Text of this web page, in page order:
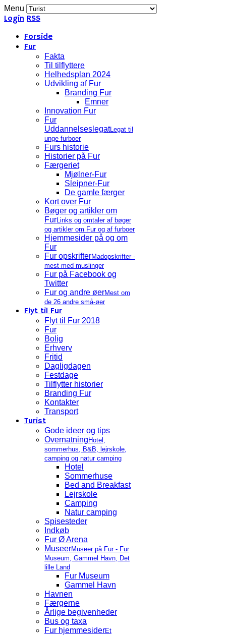
Menu
Login RSS
Forside
Fur
Fakta
Til tilflyttere
Helhedsplan 2024
Udvikling af Fur
Branding Fur
Emner
Innovation Fur
Fur
UddannelseslegatLegat til
unge furboer
Furs historie
Historier på Fur
Færgeriet
Mjølner-Fur
Sleipner-Fur
De gamle færger
Kort over Fur
Bøger og artikler om
FurLinks og omtaler af bøger
og artikler om Fur og af furboer
Hjemmesider på og om
Fur
Fur opskrifterMadopskrifter -
mest med muslinger
Fur på Facebook og
Twitter
Fur og andre øerMest om
de 26 andre små-øer
Flyt til Fur
Flyt til Fur 2018
Fur
Bolig
Erhverv
Fritid
Dagligdagen
Festdage
Tilflytter historier
Branding Fur
Kontakter
Transport
Turist
Gode ideer og tips
Overnatning Hotel,
sommerhus, B&B, lejrskole,
camping og natur camping
Hotel
Sommerhuse
Bed and Breakfast
Lejrskole
Camping
Natur camping
Spisesteder
Indkøb
Fur Ø Arena
MuseerMuseer på Fur - Fur
Museum, Gammel Havn, Det
lille Land
Fur Museum
Gammel Havn
Havnen
Færgerne
Årlige begivenheder
Bus og taxa
Fur hjemmesiderEt